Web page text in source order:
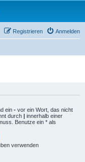
Anmelden
Registrieren
ein - vor ein Wort, das nicht
durch | innerhalb einer
Benutze ein * als
verwenden